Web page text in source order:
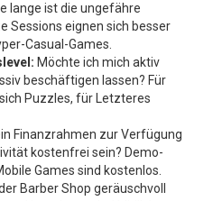
lange ist die ungefähre
Sessions eignen sich besser
Casual-Games.
Möchte ich mich aktiv
beschäftigen lassen? Für
Puzzles, für Letzteres
Finanzrahmen zur Verfügung
kostenfrei sein? Demo-
Games sind kostenlos.
Barber Shop geräuschvoll